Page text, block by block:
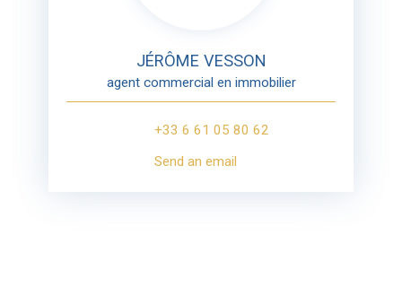
JÉRÔME VESSON
agent commercial en immobilier
+33 6 61 05 80 62
Send an email